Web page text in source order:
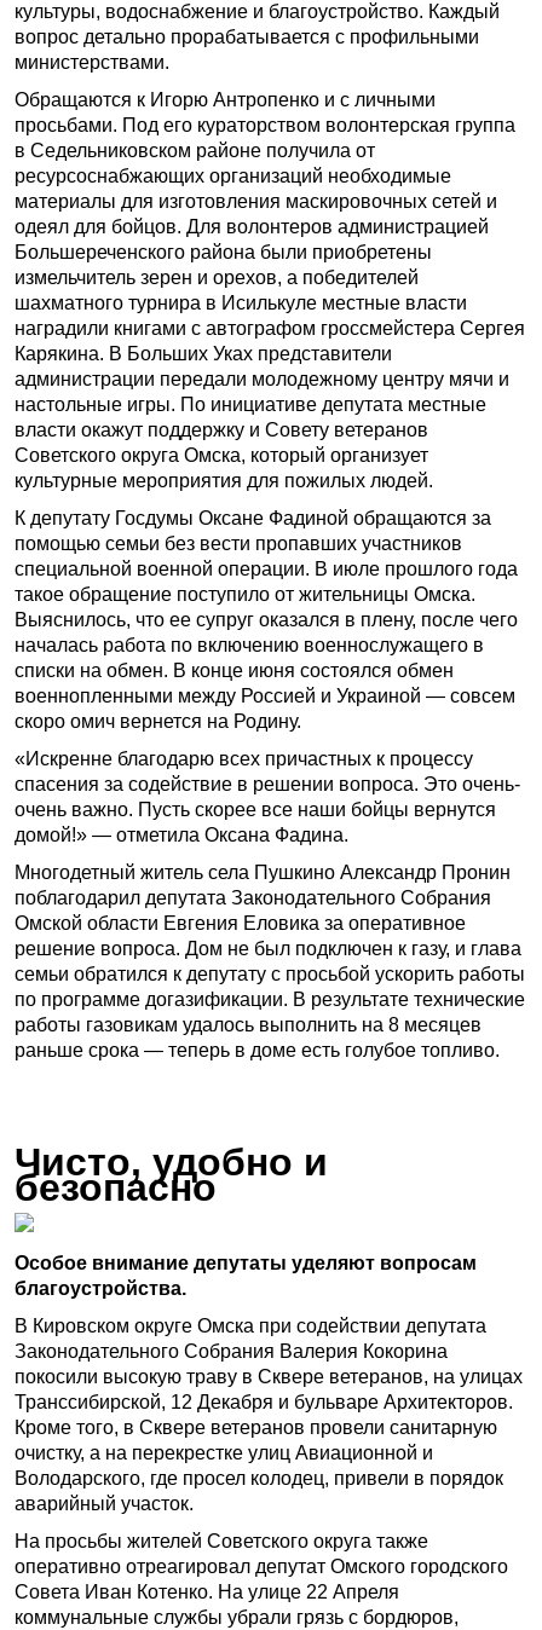
культуры, водоснабжение и благоустройство. Каждый
вопрос детально прорабатывается с профильными
министерствами.
Обращаются к Игорю Антропенко и с личными
просьбами. Под его кураторством волонтерская группа
в Седельниковском районе получила от
ресурсоснабжающих организаций необходимые
материалы для изготовления маскировочных сетей и
одеял для бойцов. Для волонтеров администрацией
Большереченского района были приобретены
измельчитель зерен и орехов, а победителей
шахматного турнира в Исилькуле местные власти
наградили книгами с автографом гроссмейстера Сергея
Карякина. В Больших Уках представители
администрации передали молодежному центру мячи и
настольные игры. По инициативе депутата местные
власти окажут поддержку и Совету ветеранов
Советского округа Омска, который организует
культурные мероприятия для пожилых людей.
К депутату Госдумы Оксане Фадиной обращаются за
помощью семьи без вести пропавших участников
специальной военной операции. В июле прошлого года
такое обращение поступило от жительницы Омска.
Выяснилось, что ее супруг оказался в плену, после чего
началась работа по включению военнослужащего в
списки на обмен. В конце июня состоялся обмен
военнопленными между Россией и Украиной — совсем
скоро омич вернется на Родину.
«Искренне благодарю всех причастных к процессу
спасения за содействие в решении вопроса. Это очень-
очень важно. Пусть скорее все наши бойцы вернутся
домой!» — отметила Оксана Фадина.
Многодетный житель села Пушкино Александр Пронин
поблагодарил депутата Законодательного Собрания
Омской области Евгения Еловика за оперативное
решение вопроса. Дом не был подключен к газу, и глава
семьи обратился к депутату с просьбой ускорить работы
по программе догазификации. В результате технические
работы газовикам удалось выполнить на 8 месяцев
раньше срока — теперь в доме есть голубое топливо.
Чисто, удобно и
безопасно
Особое внимание депутаты уделяют вопросам
благоустройства.
В Кировском округе Омска при содействии депутата
Законодательного Собрания Валерия Кокорина
покосили высокую траву в Сквере ветеранов, на улицах
Транссибирской, 12 Декабря и бульваре Архитекторов.
Кроме того, в Сквере ветеранов провели санитарную
очистку, а на перекрестке улиц Авиационной и
Володарского, где просел колодец, привели в порядок
аварийный участок.
На просьбы жителей Советского округа также
оперативно отреагировал депутат Омского городского
Совета Иван Котенко. На улице 22 Апреля
коммунальные службы убрали грязь с бордюров,